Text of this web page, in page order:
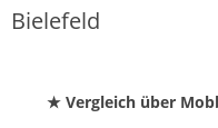
Bielefeld
★ Vergleich über